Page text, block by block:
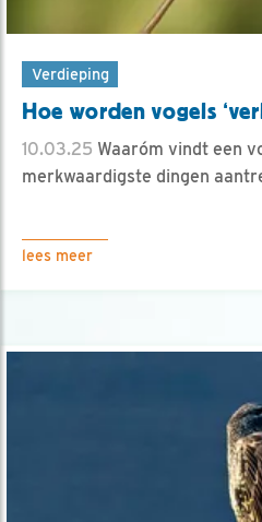
Verdieping
Hoe worden vogels
10.03.25 Waaróm vindt een
merkwaardigste dingen
lees meer